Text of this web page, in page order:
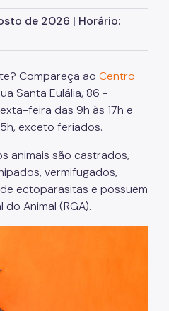
– Asplan
em Situação de
de Saúde
Interno
de 2026 | Horário:
Compareça ao Centro
Santa Eulália, 86 -
feira das 9h às 17h e
exceto feriados.
animais são castrados,
vermifugados,
ectoparasitas e possuem
do Animal (RGA).